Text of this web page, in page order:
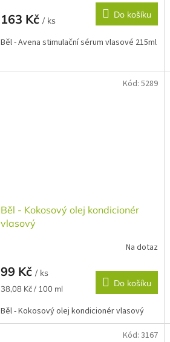
163 Kč / ks
Do košíku
Běl - Avena stimulační sérum vlasové 215ml
Běl - Kokosový olej kondicionér
vlasový
Na dotaz
99 Kč / ks
Měrná
38,08 Kč / 100 ml Do košíku
Běl - Kokosový olej kondicionér vlasový
Kód: 5289
Kód: 3167